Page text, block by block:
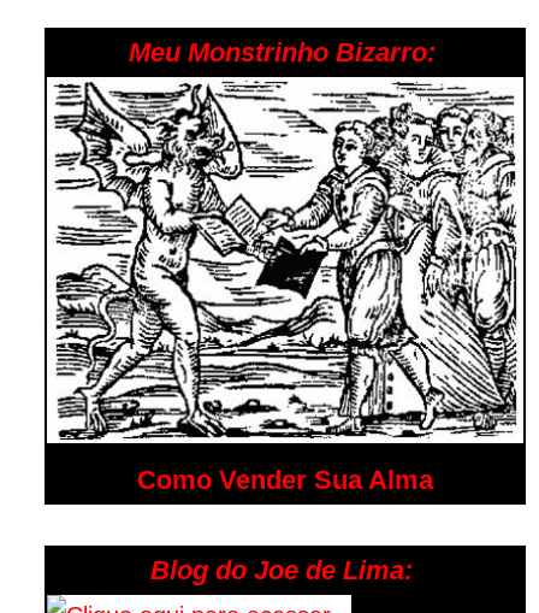
Meu Monstrinho Bizarro:
Como Vender Sua Alma
Blog do Joe de Lima: